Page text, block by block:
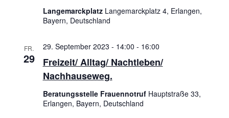
Langemarckplatz Langemarckplatz 4, Erlangen,
Bayern, Deutschland
FR.
29
Freizeit/ Alltag/ Nachtleben/
Nachhauseweg.
29. September 2023 - 14:00 - 16:00
Beratungsstelle Frauennotruf Hauptstraße 33,
Erlangen, Bayern, Deutschland